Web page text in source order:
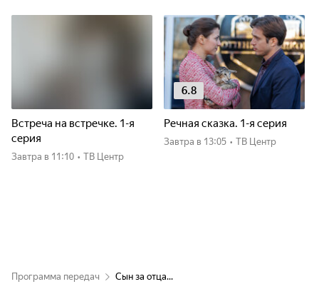
Встреча на встречке. 1-я
серия
Завтра в 11:10 • ТВ Центр
6.8
Речная сказка. 1-я серия
Завтра в 13:05 • ТВ Центр
Программа передач Сын за отца...